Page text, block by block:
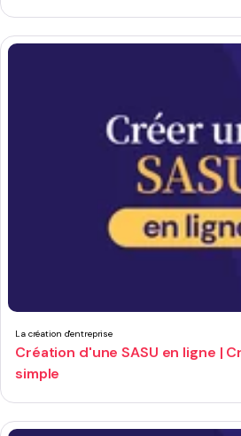
La création d'entreprise
Création d'une SASU en ligne |
simple